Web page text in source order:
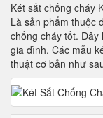
Két sắt chống cháy
Là sản phẩm thuộc
chống cháy tốt. Đây
gia đình. Các mẫu
thuật cơ bản như